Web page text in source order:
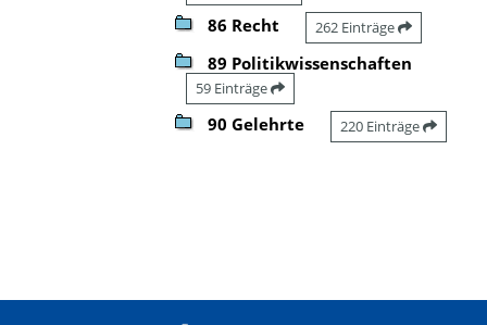
86 Recht 262 Einträge
89 Politikwissenschaften
59 Einträge
90 Gelehrte 220 Einträge